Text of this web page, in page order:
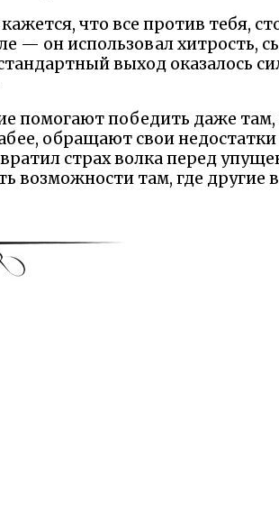
что все против тебя,
— он использовал хитрость,
выход оказалось
помогают победить даже там,
обращают свои недостатки
страх волка перед
возможности там, где другие